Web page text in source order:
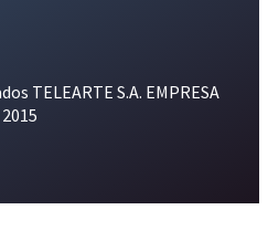
TELEARTE S.A. EMPRESA